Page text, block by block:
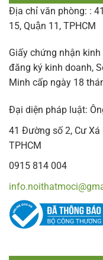
Địa chỉ văn phòng: :
15, Quận 11, TPHCM
Giấy chứng nhận
đăng ký kinh doanh,
Minh cấp ngày 18
Đại diện pháp luật:
41 Đường số 2, Cư Xá
TPHCM
0915 814 004